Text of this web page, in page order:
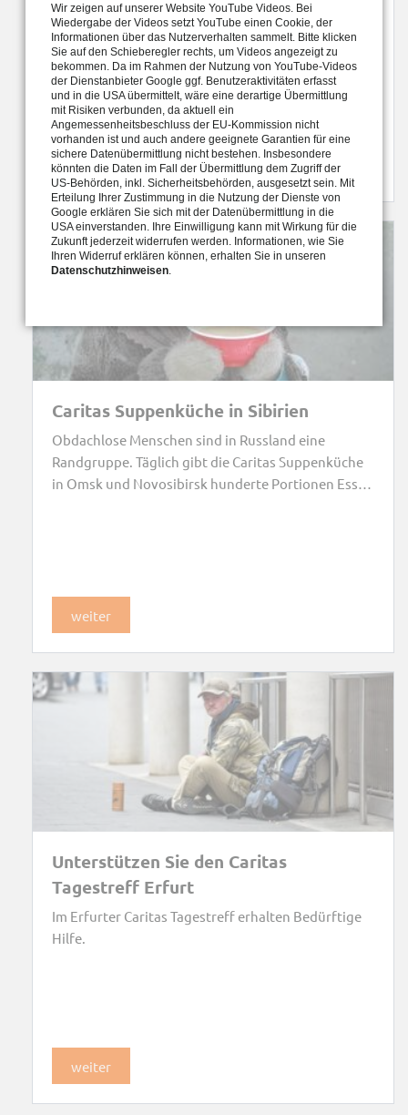
eskalierenden Krieg in der Ukraine. Schnelle Hilfe ist
jetzt entscheidend.
weiter
Caritas Suppenküche in Sibirien
Obdachlose Menschen sind in Russland eine
Randgruppe. Täglich gibt die Caritas Suppenküche
in Omsk und Novosibirsk hunderte Portionen Essen
weiter
Unterstützen Sie den Caritas
Tagestreff Erfurt
Im Erfurter Caritas Tagestreff erhalten Bedürftige
Hilfe.
weiter
Wir zeigen auf unserer Website YouTube Videos. Bei
Wiedergabe der Videos setzt YouTube einen Cookie, der
Informationen über das Nutzerverhalten sammelt. Bitte klicken
Sie auf den Schieberegler rechts, um Videos angezeigt zu
bekommen. Da im Rahmen der Nutzung von YouTube-Videos
der Dienstanbieter Google ggf. Benutzeraktivitäten erfasst
und in die USA übermittelt, wäre eine derartige Übermittlung
mit Risiken verbunden, da aktuell ein
Angemessenheitsbeschluss der EU-Kommission nicht
vorhanden ist und auch andere geeignete Garantien für eine
sichere Datenübermittlung nicht bestehen. Insbesondere
könnten die Daten im Fall der Übermittlung dem Zugriff der
US-Behörden, inkl. Sicherheitsbehörden, ausgesetzt sein. Mit
Erteilung Ihrer Zustimmung in die Nutzung der Dienste von
Google erklären Sie sich mit der Datenübermittlung in die
USA einverstanden. Ihre Einwilligung kann mit Wirkung für die
Zukunft jederzeit widerrufen werden. Informationen, wie Sie
Ihren Widerruf erklären können, erhalten Sie in unseren
Datenschutzhinweisen